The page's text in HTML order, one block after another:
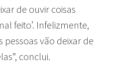
de ouvir coisas
feito’. Infelizmente,
pessoas vão deixar de
conclui.